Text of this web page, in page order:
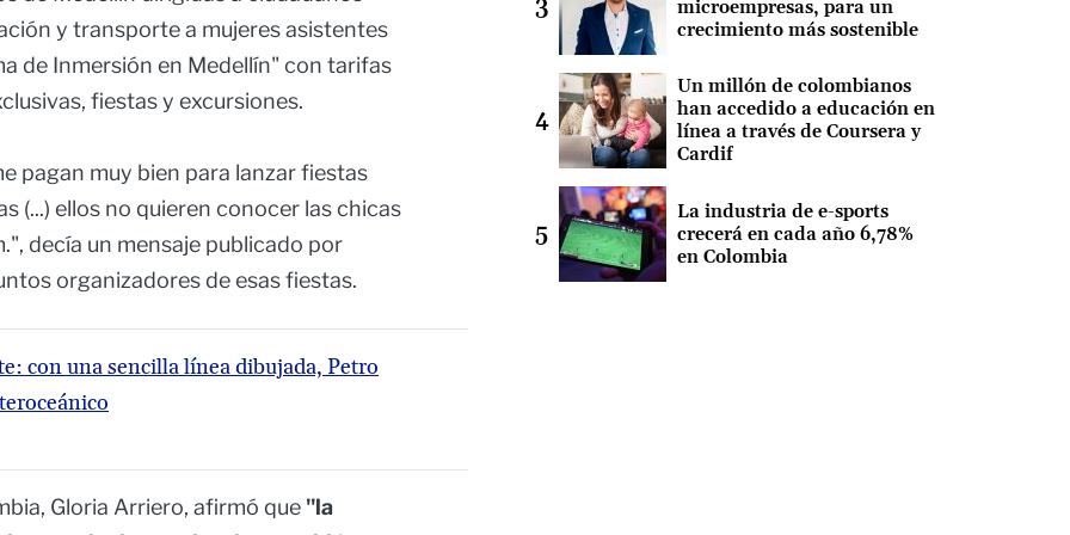
y transporte a mujeres asistentes
de Inmersión en Medellín" con tarifas
fiestas y excursiones.
pagan muy bien para lanzar fiestas
(...) ellos no quieren conocer las chicas
decía un mensaje publicado por
organizadores de esas fiestas.
con una sencilla línea dibujada, Petro
Gloria Arriero, afirmó que "la
microempresas, para un
crecimiento más sostenible
Un millón de colombianos
han accedido a educación en
línea a través de Coursera y
Cardif
La industria de e-sports
crecerá en cada año 6,78%
en Colombia